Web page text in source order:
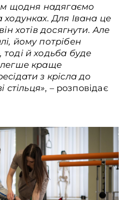
щодня надягаємо
Для Івана це
хотів досягнути. Але
йому потрібен
й ходьба буде
краще
з крісла до
стільця», – розповідає